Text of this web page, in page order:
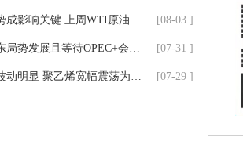
【视点】中东局势成影响关键 上周WTI原油下跌超5% [08-03 ]
【视点】静观中东局势发展且等待OPEC+会议结果 油价震荡回调 [07-31 ]
【视点】成本端波动明显 聚乙烯宽幅震荡为主（7月29日） [07-29 ]